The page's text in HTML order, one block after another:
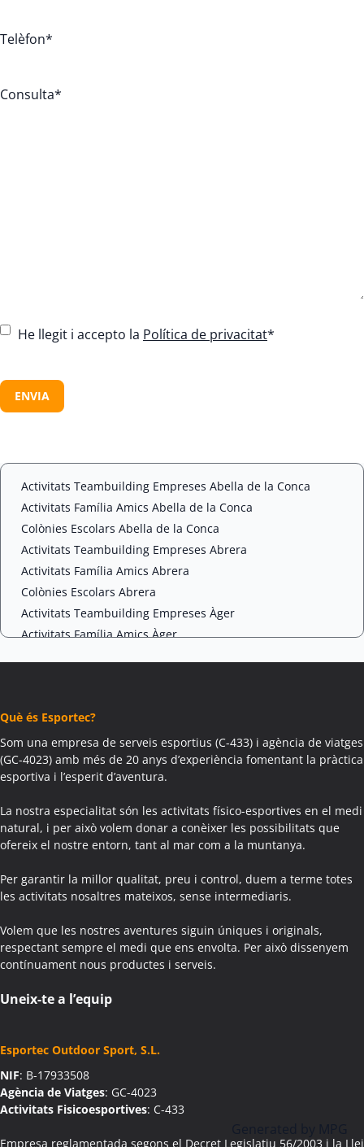
Telèfon*
Consulta*
C
s
e
*
He llegit i accepto la Política de privacitat*
A
P
H
Activitats Teambuilding Empreses Abella de la Conca
Activitats Família Amics Abella de la Conca
Colònies Escolars Abella de la Conca
Activitats Teambuilding Empreses Abrera
Activitats Família Amics Abrera
Colònies Escolars Abrera
Activitats Teambuilding Empreses Àger
Activitats Família Amics Àger
Colònies Escolars Agramunt
Activitats Teambuilding Empreses Aguilar de Segarra
Activitats Família Amics Aguilar de Segarra
Colònies Escolars Aguilar de Segarra
Activitats Teambuilding Empreses Agullana
Activitats Família Amics Agullana
Colònies Escolars Agullana
Activitats Família Amics Aiguafreda
Activitats Teambuilding Empreses Aiguamúrcia
Activitats Família Amics Aiguamúrcia
Colònies Escolars Aiguamúrcia
Activitats Teambuilding Empreses Aiguaviva
Activitats Teambuilding Empreses Aín
Activitats Família Amics Aín
Colònies Escolars Aín
Activitats Teambuilding Empreses Aitona
Activitats Família Amics Aitona
Què és Esportec?
Som una empresa de serveis esportius (C-433) i agència de viatges
(GC-4023) amb més de 20 anys d’experiència fomentant la pràctica
esportiva i l’esperit d’aventura.
La nostra especialitat són les activitats físico-esportives en el medi
natural, i per això volem donar a conèixer les possibilitats que
ofereix el nostre entorn, tant al mar com a la muntanya.
Per garantir la millor qualitat, preu i control, duem a terme totes
les activitats nosaltres mateixos, sense intermediaris.
Volem que les nostres aventures siguin úniques i originals,
respectant sempre el medi que ens envolta. Per això dissenyem
contínuament nous productes i serveis.
Uneix-te a l’equip
Esportec Outdoor Sport, S.L.
NIF: B-17933508
Agència de Viatges: GC-4023
Activitats Fisicoesportives: C-433
Empresa reglamentada segons el Decret Legislatiu 56/2003 i la Llei